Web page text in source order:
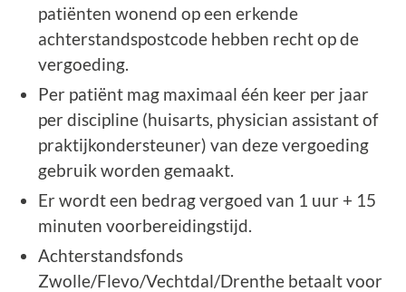
patiënten wonend op een erkende
achterstandspostcode hebben recht op de
vergoeding.
Per patiënt mag maximaal één keer per jaar
per discipline (huisarts, physician assistant of
praktijkondersteuner) van deze vergoeding
gebruik worden gemaakt.
Er wordt een bedrag vergoed van 1 uur + 15
minuten voorbereidingstijd.
Achterstandsfonds
Zwolle/Flevo/Vechtdal/Drenthe betaalt voor